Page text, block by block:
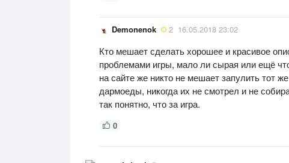
Demonenok 2 16.05.2018 23:02
Кто мешает сделать хорошее и красивое
проблемами игры, мало ли сырая или ещё
на сайте же никто не мешает запулить тот
дармоеды, никогда их не смотрел и не
так понятно, что за игра.
0